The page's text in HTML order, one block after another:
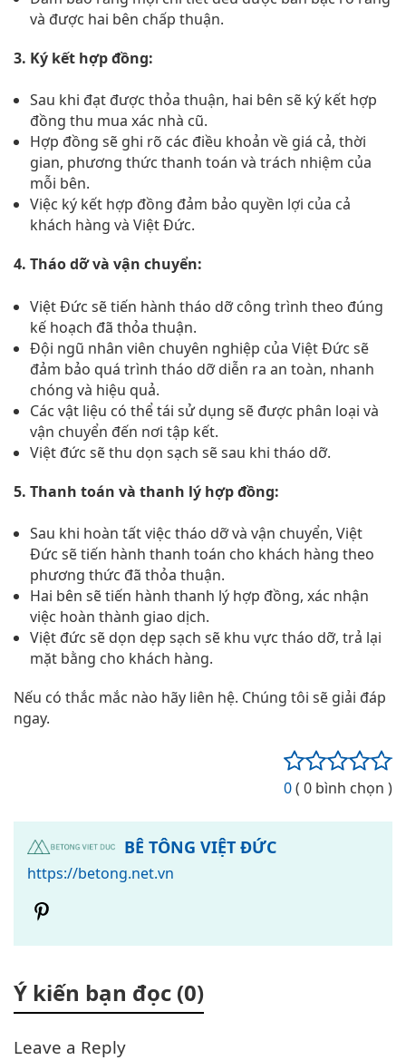
và được hai bên chấp thuận.
3. Ký kết hợp đồng:
Sau khi đạt được thỏa thuận, hai bên sẽ ký kết hợp
đồng thu mua xác nhà cũ.
Hợp đồng sẽ ghi rõ các điều khoản về giá cả, thời
gian, phương thức thanh toán và trách nhiệm của
mỗi bên.
Việc ký kết hợp đồng đảm bảo quyền lợi của cả
khách hàng và Việt Đức.
4. Tháo dỡ và vận chuyển:
Việt Đức sẽ tiến hành tháo dỡ công trình theo đúng
kế hoạch đã thỏa thuận.
Đội ngũ nhân viên chuyên nghiệp của Việt Đức sẽ
đảm bảo quá trình tháo dỡ diễn ra an toàn, nhanh
chóng và hiệu quả.
Các vật liệu có thể tái sử dụng sẽ được phân loại và
vận chuyển đến nơi tập kết.
Việt đức sẽ thu dọn sạch sẽ sau khi tháo dỡ.
5. Thanh toán và thanh lý hợp đồng:
Sau khi hoàn tất việc tháo dỡ và vận chuyển, Việt
Đức sẽ tiến hành thanh toán cho khách hàng theo
phương thức đã thỏa thuận.
Hai bên sẽ tiến hành thanh lý hợp đồng, xác nhận
việc hoàn thành giao dịch.
Việt đức sẽ dọn dẹp sạch sẽ khu vực tháo dỡ, trả lại
mặt bằng cho khách hàng.
Nếu có thắc mắc nào hãy liên hệ. Chúng tôi sẽ giải đáp
ngay.
0( 0 bình chọn )
BÊ TÔNG VIỆT ĐỨC
https://betong.net.vn
Ý kiến bạn đọc (0)
Leave a Reply